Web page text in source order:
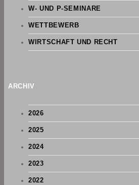
W- UND P-SEMINARE
WETTBEWERB
WIRTSCHAFT UND RECHT
ARCHIV
2026
2025
2024
2023
2022